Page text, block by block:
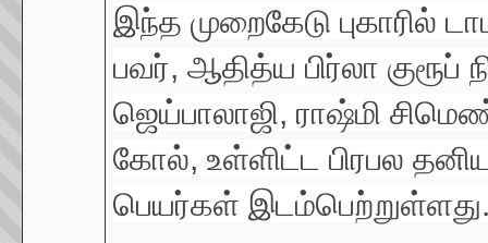
இந்த முறைகேடு புகாரில்
பவர், ஆதித்ய பிர்லா
ஜெய்பாலாஜி, ராஷ்மி
கோல், உள்ளிட்ட பிரபல
பெயர்கள்